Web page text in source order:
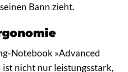
Bann zieht.
Notebook »Advanced
nicht nur leistungsstark,